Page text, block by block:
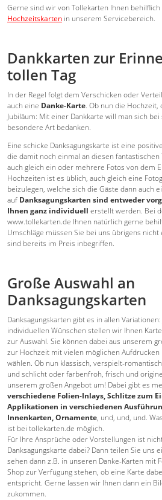
Gerne sind wir von Tollekarten Ihnen
Hochzeitskarten in unserem Servicebereich.
Dankkarten zur
tollen Tag
In der Regel folgt dem Verschicken oder
auch eine Danke-Karte. Ob nun die
Jubiläum: Mit einer Dankkarte will man sich
besondere Art bedanken.
Eine schicke Danksagungskarte ist eine
die damit noch einmal an diesen
auch gleich ein oder mehrere Fotos von dem
Hochzeiten ist es üblich, auch gleich eine
beizulegen, welche sich die Gäste dann auch
auf Danksagungskarten sind entweder
Ihnen ganz individuell erstellt werden. Bei
www.tollekarten.de Ihnen natürlich gerne
Umschläge müssen Sie bei uns übrigens
sind bereits im Preis inbegriffen.
Große Auswahl an
Danksagungskarten
Danksagungskarten gibt es in allen
individuellen Wünschen stellen wir Ihnen
zur Auswahl. Sie können dabei aus unserem
zur Hochzeit mit vielen möglichen
wählen. Ob nun klassisch, verspielt-
und schlicht oder farbenfroh, frisch und
unserem großen Angebot um! Dabei gibt es
verschiedene Folien-Inlays, Schlitze zum
Applikationen in verschiedenen
Innenkarten, Ornamente, und, und, und.
ist bei tollekarten.de möglich.
Für Ihre Ansprüche oder Vorstellungen ist
Danksagungskarte dabei? Dann teilen Sie uns
sehen dann z.B. in unseren Danke-Karten mit
Shop zur Verfügung stehen, ob eine Karte
entspricht. Gerne lassen wir Ihnen dann ein
zukommen.